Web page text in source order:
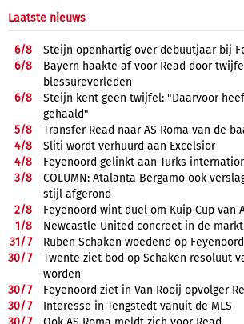
Laatste nieuws
6/8
Steijn openhartig over debuutjaar bij
6/8
Bayern haakte af voor Read door
blessureverleden
6/8
Steijn kent geen twijfel: "Daarvoor
gehaald"
5/8
Transfer Read naar AS Roma van de
4/8
Sliti wordt verhuurd aan Excelsior
4/8
Feyenoord gelinkt aan Turks
3/8
COLUMN: Atalanta Bergamo ook
stijl afgerond
2/8
Feyenoord wint duel om Kuip Cup van
1/8
Newcastle United concreet in de
31/7
Ruben Schaken woedend op Feyenoord
30/7
Twente ziet bod op Schaken resoluut
worden
30/7
Feyenoord ziet in Van Rooij opvolger
30/7
Interesse in Tengstedt vanuit de MLS